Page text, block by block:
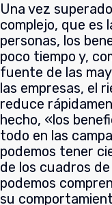
Una vez
complejo, que es
personas, los
poco tiempo y,
fuente de las
las empresas, el
reduce
hecho, «los
todo en las
podemos tener
de los cuadros
podemos
su